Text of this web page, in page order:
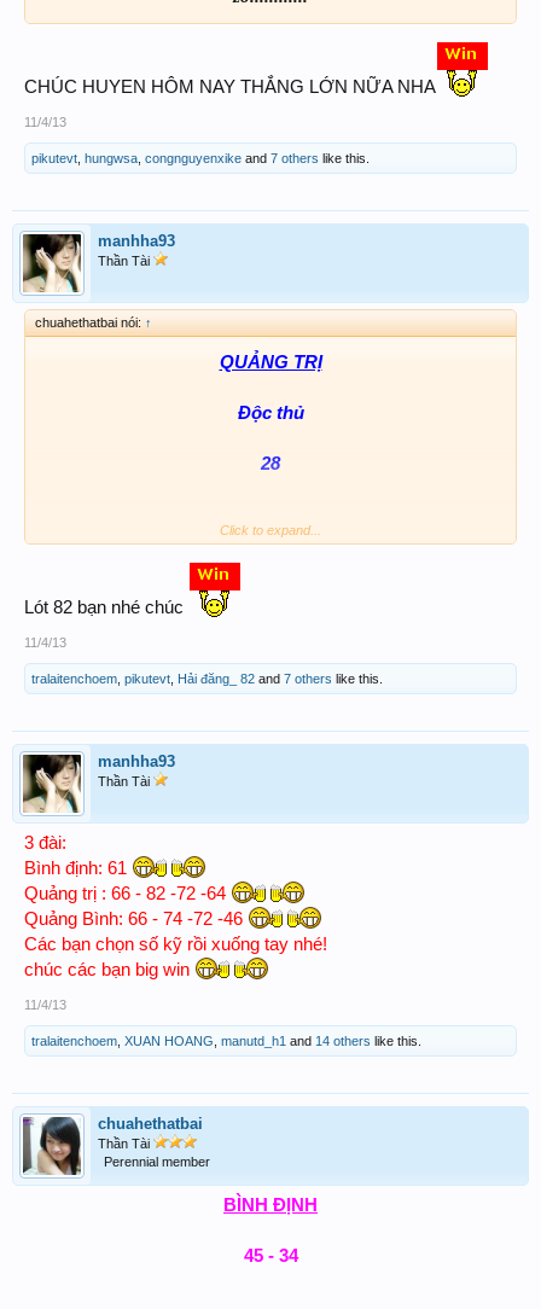
CHÚC HUYEN HÔM NAY THẮNG LỚN NỮA NHA
11/4/13
pikutevt hungwsa congnguyenxike and 7 others like this.
manhha93
Thần Tài
chuahethatbai nói: ↑
QUẢNG TRỊ
Độc thủ
28
Click to expand...
Lót 82 bạn nhé chúc
11/4/13
tralaitenchoem pikutevt Hải đăng_ 82 and 7 others like this.
manhha93
Thần Tài
3 đài:
Bình định: 61
Quảng trị : 66 - 82 -72 -64
Quảng Bình: 66 - 74 -72 -46
Các bạn chọn số kỹ rồi xuống tay nhé!
chúc các bạn big win
11/4/13
tralaitenchoem XUAN HOANG manutd_h1 and 14 others like this.
chuahethatbai
Thần Tài
Perennial member
BÌNH ĐỊNH
45 - 34